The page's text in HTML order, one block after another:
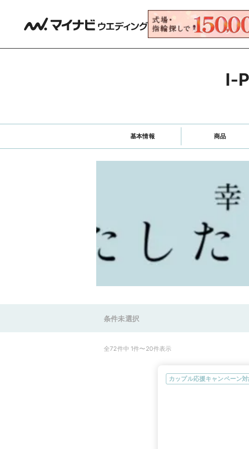
I-
基本情報 商品
条件未選択
全72件中 1件〜20件表示
カップル応援キャンペーン